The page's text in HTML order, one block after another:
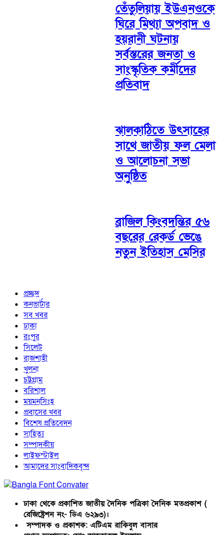
তেঁতুলিয়ায় ইউএনওকে
ঘিরে মিথ্যা অপবাদ ও
হয়রানী ঘটনায়
সর্বস্তরের জনতা ও
সাংস্কৃতিক কর্মীদের
প্রতিবাদ
ঝালকাঠিতে উৎসাহের
সাথে জাতীয় ফল মেলা
ও আলোচনা সভা
অনুষ্ঠিত
ব্রাজিল কিংবদন্তির ৫৬
বছরের রেকর্ড ভেঙে
নতুন ইতিহাস মেসির
প্রচ্ছদ
কনভার্টার
সব খবর
ঢাকা
রংপুর
সিলেট
রাজশাহী
খুলনা
চট্টগ্রাম
বরিশাল
ময়মনসিংহ
প্রবাসের খবর
বিশেষ প্রতিবেদন
সাহিত্য
সম্পাদকীয়
লাইফস্টাইল
আমাদের সাংবাদিকবৃন্দ
ঢাকা থেকে প্রকাশিত জাতীয় দৈনিক পত্রিকা দৈনিক মতপ্রকাশ (
রেজিষ্ট্রেশন নং- ডিএ ৬২৯৩)।
সম্পাদক ও প্রকাশক: এটিএম রাকিবুল বাসার